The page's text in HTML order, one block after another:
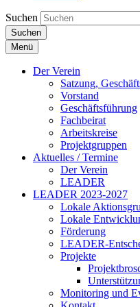
Suchen
Suchen
Menü
Der Verein
Satzung,
Vorstand
Geschäftsführung
Fachbeirat
Arbeitskreise
Projektgruppen
Aktuelles / Termine
Der Verein
LEADER
LEADER 2023-2027
Lokale
Lokale
Förderung
LEADER-
Projekte
Monitoring und